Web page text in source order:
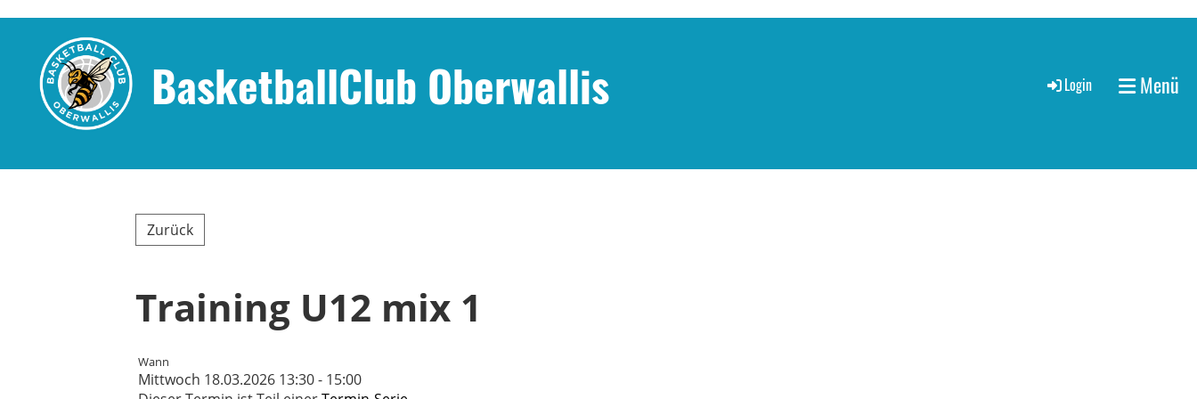
BasketballClub Oberwallis Login Menü
Zurück
Training U12 mix 1
Wann
Mittwoch 18.03.2026 13:30 - 15:00